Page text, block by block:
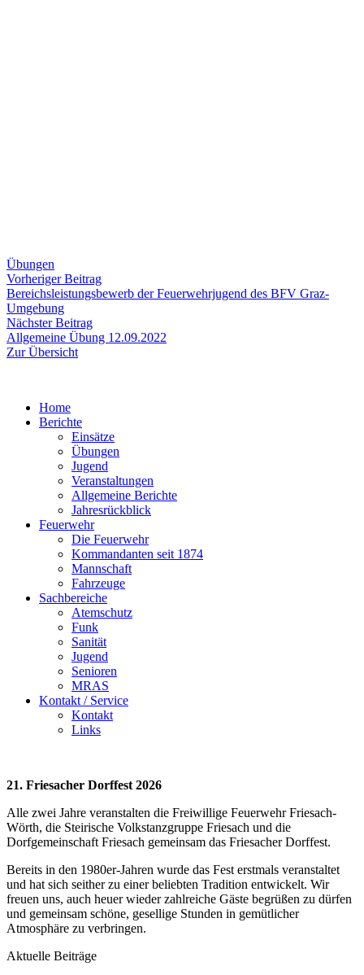
Übungen
Beitragsnavigation
Vorheriger BeitragVorheriger
Beitrag:
Bereichsleistungsbewerb der Feuerwehrjugend des BFV Graz-
Umgebung
Nächster BeitragNächster
Beitrag:
Allgemeine Übung 12.09.2022
Zur Übersicht
Home
Berichte
Einsätze
Übungen
Jugend
Veranstaltungen
Allgemeine Berichte
Jahresrückblick
Feuerwehr
Die Feuerwehr
Kommandanten seit 1874
Mannschaft
Fahrzeuge
Sachbereiche
Atemschutz
Funk
Sanität
Jugend
Senioren
MRAS
Kontakt / Service
Kontakt
Links
21. Friesacher Dorffest 2026
Alle zwei Jahre veranstalten die Freiwillige Feuerwehr Friesach-
Wörth, die Steirische Volkstanzgruppe Friesach und die
Dorfgemeinschaft Friesach gemeinsam das Friesacher Dorffest.
Bereits in den 1980er-Jahren wurde das Fest erstmals veranstaltet
und hat sich seither zu einer beliebten Tradition entwickelt. Wir
freuen uns, auch heuer wieder zahlreiche Gäste begrüßen zu dürfen
und gemeinsam schöne, gesellige Stunden in gemütlicher
Atmosphäre zu verbringen.
Aktuelle Beiträge